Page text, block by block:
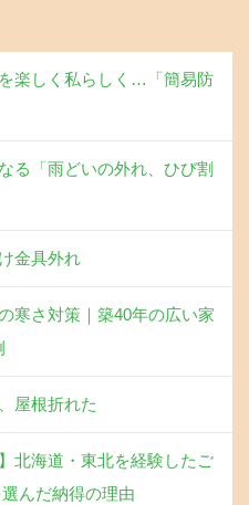
楽しく私らしく…「簡易防
る「雨どいの外れ、ひび割
金具外れ
寒さ対策｜築40年の広い家
屋根折れた
北海道・東北を経験したご
んだ納得の理由